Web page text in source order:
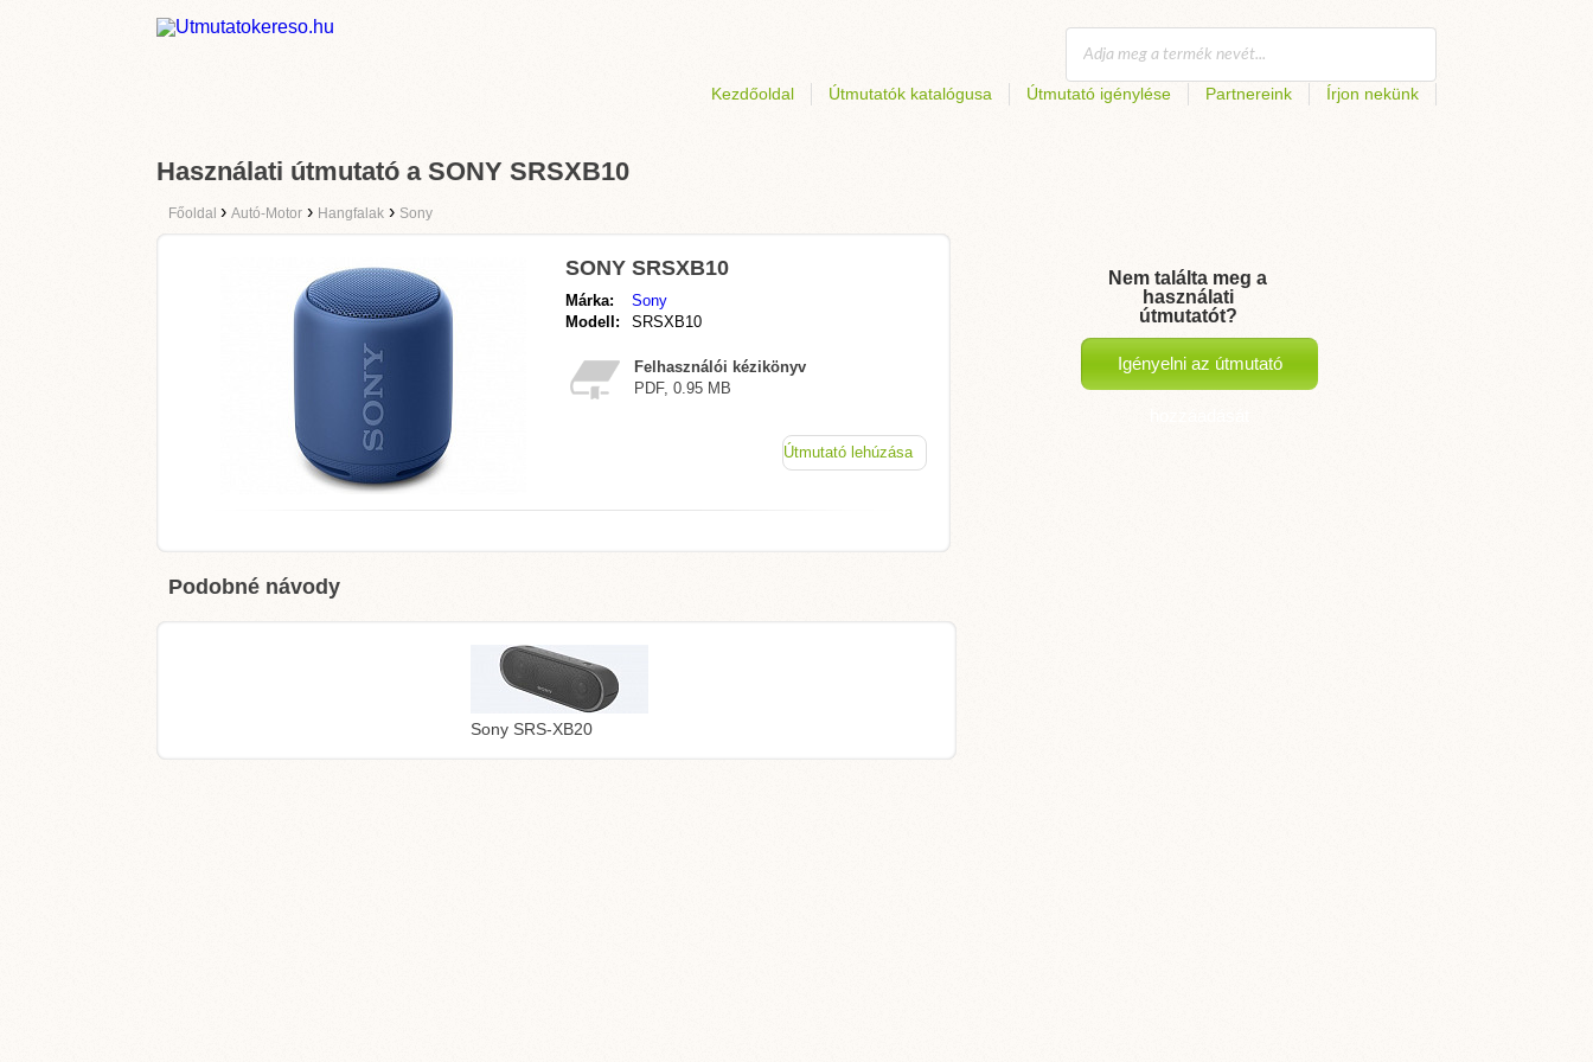
Kezdőoldal Útmutatók katalógusa Útmutató igénylése Partnereink Írjon nekünk
Használati útmutató a SONY SRSXB10
Főoldal › Autó-Motor › Hangfalak › Sony
SONY SRSXB10
Márka:
Sony
Modell:
SRSXB10
Felhasználói kézikönyv
PDF, 0.95 MB
Útmutató lehúzása
Podobné návody
Sony SRS-XB20
Nem találta meg a
használati
útmutatót?
Igényelni az útmutató